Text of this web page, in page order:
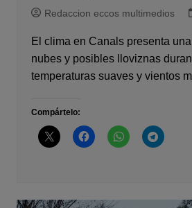
Redaccion eccos multimedios
El clima en Canals presenta
nubes y posibles lloviznas
temperaturas suaves y vientos
Compártelo: